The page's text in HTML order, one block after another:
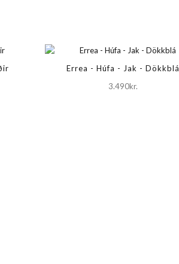
Errea - Húfa - Jak - Dökkblá
3.490kr.